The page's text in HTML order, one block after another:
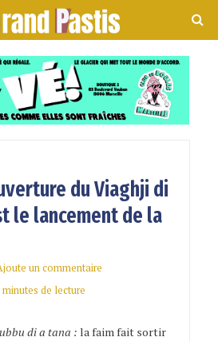
du Viaghji di
le lancement de la
un commentaire
minutes de lecture
di a tana : la faim fait sortir